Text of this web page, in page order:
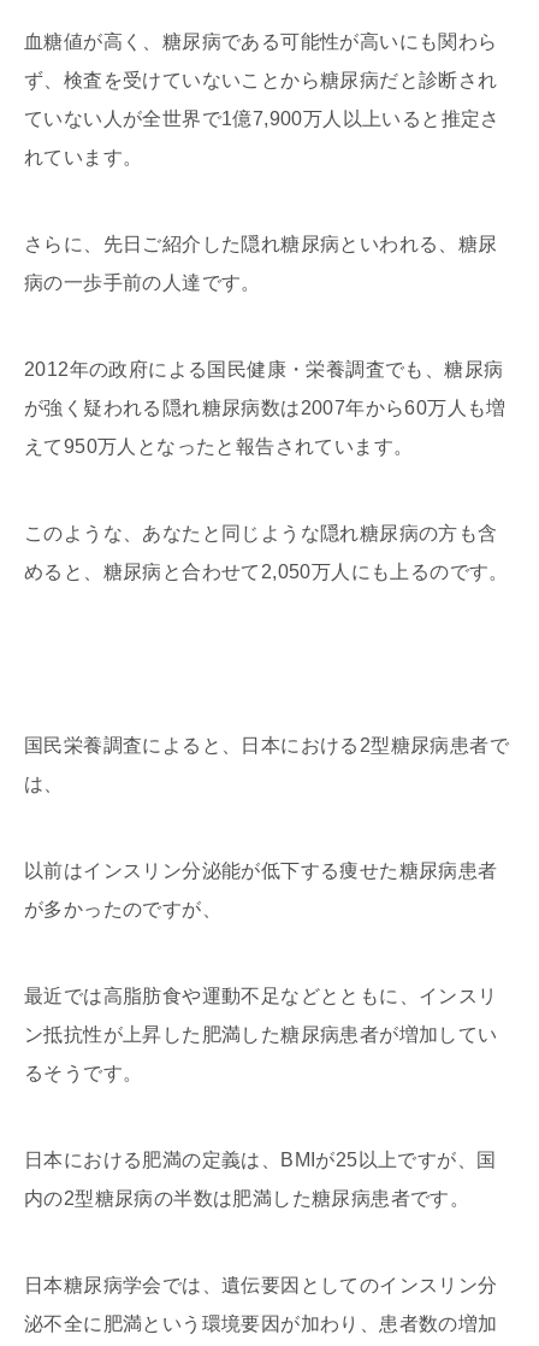
血糖値が高く、糖尿病である可能性が高いにも関わら
ず、検査を受けていないことから糖尿病だと診断され
ていない人が全世界で1億7,900万人以上いると推定さ
れています。
さらに、先日ご紹介した隠れ糖尿病といわれる、糖尿
病の一歩手前の人達です。
2012年の政府による国民健康・栄養調査でも、糖尿病
が強く疑われる隠れ糖尿病数は2007年から60万人も増
えて950万人となったと報告されています。
このような、あなたと同じような隠れ糖尿病の方も含
めると、糖尿病と合わせて2,050万人にも上るのです。
国民栄養調査によると、日本における2型糖尿病患者で
は、
以前はインスリン分泌能が低下する痩せた糖尿病患者
が多かったのですが、
最近では高脂肪食や運動不足などとともに、インスリ
ン抵抗性が上昇した肥満した糖尿病患者が増加してい
るそうです。
日本における肥満の定義は、BMIが25以上ですが、国
内の2型糖尿病の半数は肥満した糖尿病患者です。
日本糖尿病学会では、遺伝要因としてのインスリン分
泌不全に肥満という環境要因が加わり、患者数の増加